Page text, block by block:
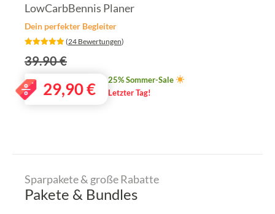
LowCarbBennis Planer
Dein perfekter Begleiter
‎ (24 Bewertungen)
39.90 €
29,90€
25% Sommer-Sale
Letzter Tag!
Sparpakete & große Rabatte
Pakete & Bundles